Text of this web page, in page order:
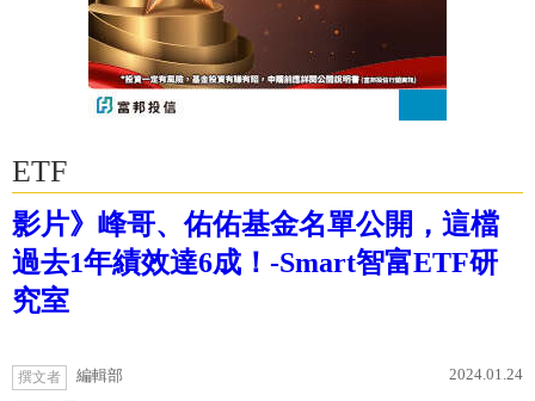
ETF
影片》峰哥、佑佑基金名單公開，這檔
過去1年績效達6成！-Smart智富ETF研
究室
撰文者 編輯部 2024.01.24